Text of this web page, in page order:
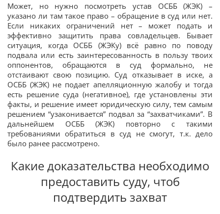
Может, но нужно посмотреть устав ОСББ (ЖЭК) –
указано ли там такое право – обращение в суд или нет.
Если никаких ограничений нет – может подать и
эффективно защитить права совладельцев. Бывает
ситуация, когда ОСББ (ЖЭКу) всё равно по поводу
подвала или есть заинтересованность в пользу твоих
оппонентов, обращаются в суд формально, не
отстаивают свою позицию. Суд отказывает в иске, а
ОСББ (ЖЭК) не подает апелляционную жалобу и тогда
есть решение суда (негативное), где установлены эти
факты, и решение имеет юридическую силу, тем самым
решением “узаконивается” подвал за “захватчиками”. В
дальнейшем ОСББ (ЖЭК) повторно с такими
требованиями обратиться в суд не смогут, т.к. дело
было ранее рассмотрено.
Какие доказательства необходимо
предоставить суду, чтоб
подтвердить захват